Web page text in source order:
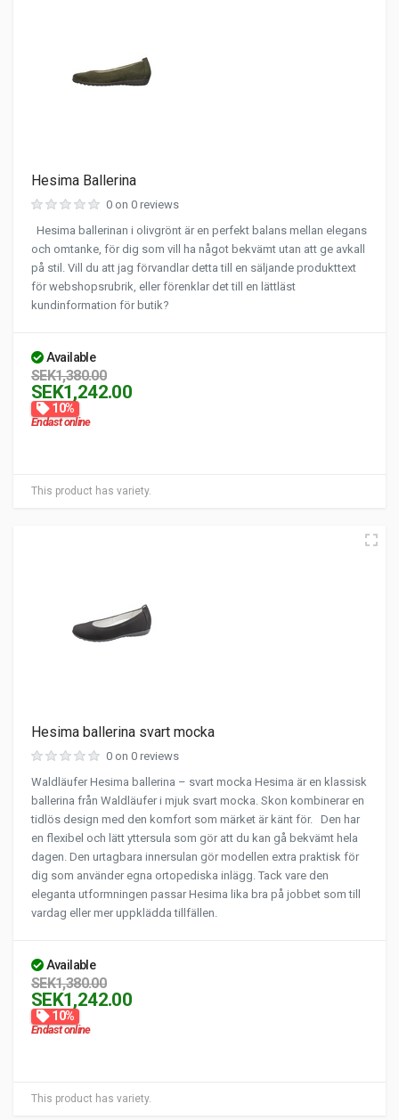
This product has variety.
Hesima Ballerina
0 on 0 reviews
Hesima ballerinan i olivgrönt är en perfekt balans mellan elegans
och omtanke, för dig som vill ha något bekvämt utan att ge avkall
på stil. Vill du att jag förvandlar detta till en säljande produkttext
för webshopsrubrik, eller förenklar det till en lättläst
kundinformation för butik?
Available
SEK1,380.00
SEK1,242.00
10%
Endast online
This product has variety.
Hesima ballerina svart mocka
0 on 0 reviews
Waldläufer Hesima ballerina – svart mocka Hesima är en klassisk
ballerina från Waldläufer i mjuk svart mocka. Skon kombinerar en
tidlös design med den komfort som märket är känt för. Den har
en flexibel och lätt yttersula som gör att du kan gå bekvämt hela
dagen. Den urtagbara innersulan gör modellen extra praktisk för
dig som använder egna ortopediska inlägg. Tack vare den
eleganta utformningen passar Hesima lika bra på jobbet som till
vardag eller mer uppklädda tillfällen.
Available
SEK1,380.00
SEK1,242.00
10%
Endast online